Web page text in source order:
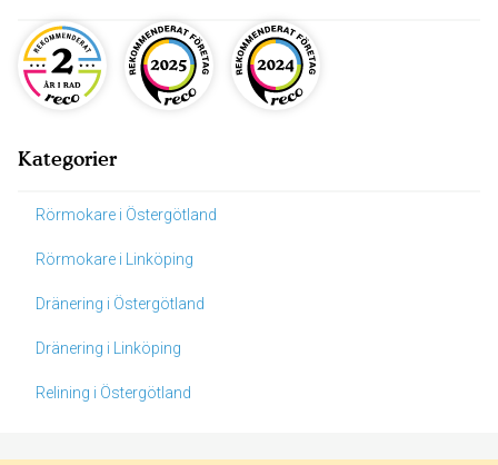
Kategorier
Rörmokare i Östergötland
Rörmokare i Linköping
Dränering i Östergötland
Dränering i Linköping
Relining i Östergötland